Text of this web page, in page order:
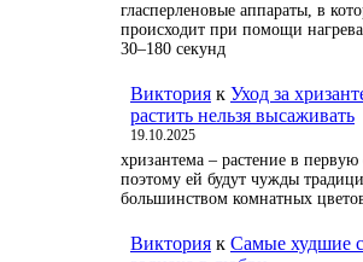
гласперленовые аппараты, в
происходит при помощи
30–180 секунд
Виктория к Уход за
растить нельзя высаживать
19.10.2025
хризантема – растение в первую
поэтому ей будут чужды
большинством комнатных
Виктория к Самые худшие